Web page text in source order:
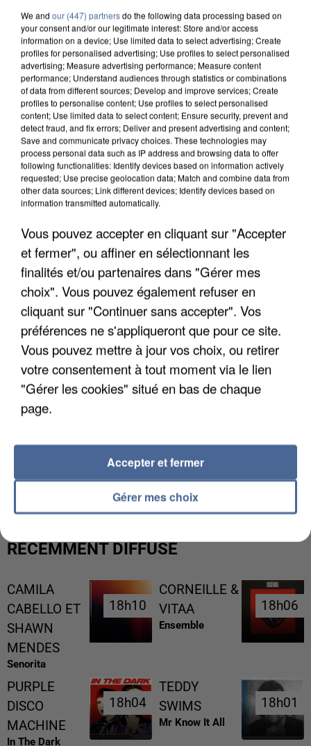
APRÈS TOUTES CES CANICULES, LES REFUGES
DE FAUNE SAUVAGE SONT...
L’UN DES FONDATEURS SUPPOSÉS DE LA DZ
MAFIA INTERPELLÉ EN ALGÉRIE
RÉCEMMENT DIFFUSÉ
CAMILA
CABELLO ET
SHAWN
MENDES
Senorita
18h10
18h10
CORNEILLE &
VITAA
Ensemble
18h06
18h06
PURPLE
DISCO
MACHINE
In The Dark
18h04
18h04
TEDDY
SWIMS
Mr Know It All
18h01
18h01
We and our (447) partnersdo the following data processing based on
your consent and/or our legitimate interest: Store and/or access
information on a device; Use limited data to select advertising; Create
profiles for personalised advertising; Use profiles to select personalised
advertising; Measure advertising performance; Measure content
performance; Understand audiences through statistics or combinations
of data from different sources; Develop and improve services; Create
profiles to personalise content; Use profiles to select personalised
content; Use limited data to select content; Ensure security, prevent and
detect fraud, and fix errors; Deliver and present advertising and content;
Save and communicate privacy choices. These technologies may
process personal data such as IP address and browsing data to offer
following functionalities: Identify devices based on information actively
requested; Use precise geolocation data; Match and combine data from
other data sources; Link different devices; Identify devices based on
information transmitted automatically.
Vous pouvez accepter en cliquant sur "Accepter
et fermer", ou affiner en sélectionnant les
finalités et/ou partenaires dans "Gérer mes
choix". Vous pouvez également refuser en
cliquant sur "Continuer sans accepter". Vos
préférences ne s'appliqueront que pour ce site.
Vous pouvez mettre à jour vos choix, ou retirer
votre consentement à tout moment via le lien
"Gérer les cookies" situé en bas de chaque
page.
Gérer mes choix
Accepter et fermer